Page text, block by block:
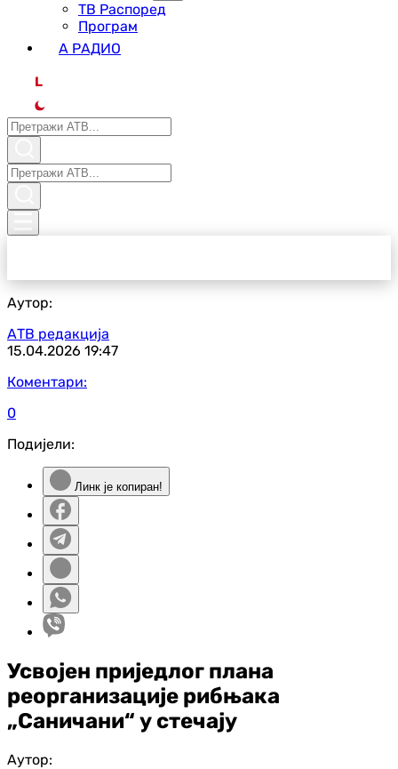
ТВ Распоред
Програм
А РАДИО
L
Аутор:
АТВ редакција
15.04.2026 19:47
Коментари:
0
Подијели:
Линк је копиран!
Усвојен приједлог плана
реорганизације рибњака
„Саничани“ у стечају
Аутор: